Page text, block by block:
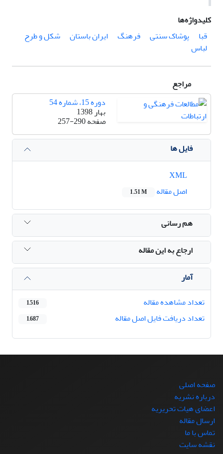
کلیدواژه‌ها
قبا
پوشاک سنتی فرهنگ ایران باستان
شکل و طرح
لباس
مراجع
دوره 15، شماره 54
بهار 1398
صفحه257-290
فایل ها
اصل مقاله
1.51 M
هم رسانی
ارجاع به این مقاله
آمار
تعداد مشاهده مقاله
1,516
تعداد دریافت فایل اصل مقاله 1,687
صفحه اصلی
درباره نشریه
اعضای هیات تحریریه
ارسال مقاله
تماس با ما
نقشه سایت